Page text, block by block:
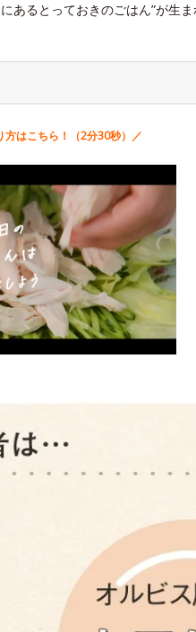
あるとっておきのごはん”が生
方はこちら！（2分30秒）／